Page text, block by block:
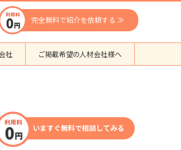
完全無料で紹介を依頼する ≫
援機関
紹介会社
派遣会社
社 ご掲載希望の人材会社様へ
いますぐ無料で相談してみる